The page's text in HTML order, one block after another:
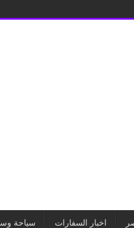
اخبار السفارات سياحة